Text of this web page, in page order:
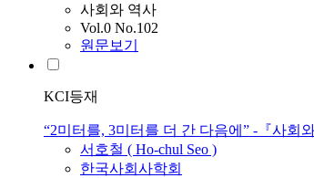
사회와 역사
Vol.0 No.102
원문보기
KCI등재
“2미터를, 3미터를 더 간 다음에” -『사회
서호철 ( Ho-chul Seo )
한국사회사학회